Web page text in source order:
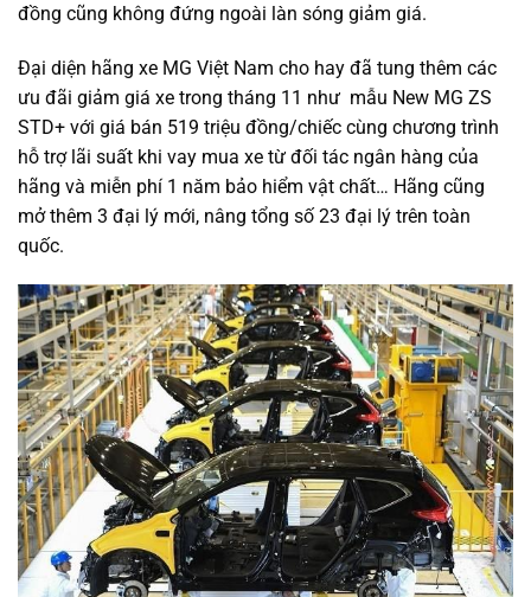
đồng cũng không đứng ngoài làn sóng giảm giá.
Đại diện hãng xe MG Việt Nam cho hay đã tung thêm các
ưu đãi giảm giá xe trong tháng 11 như mẫu New MG ZS
STD+ với giá bán 519 triệu đồng/chiếc cùng chương trình
hỗ trợ lãi suất khi vay mua xe từ đối tác ngân hàng của
hãng và miễn phí 1 năm bảo hiểm vật chất… Hãng cũng
mở thêm 3 đại lý mới, nâng tổng số 23 đại lý trên toàn
quốc.